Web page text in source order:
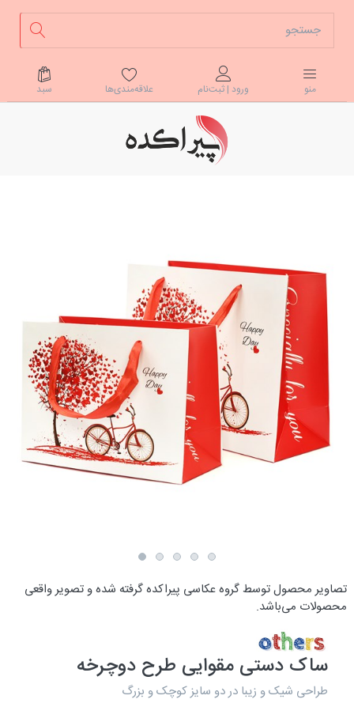
منو ورود | ثبت‌نام علاقه‌مندی‌ها سبد
تصاویر محصول توسط گروه عکاسی پیراکده گرفته شده و تصویر واقعی
محصولات می‌باشد.
ساک دستی مقوایی طرح دوچرخه
طراحی شیک و زیبا در دو سایز کوچک و بزرگ